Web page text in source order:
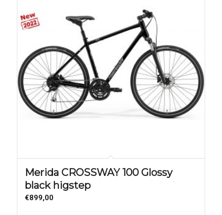
Merida CROSSWAY 100 Glossy
black higstep
€899,00